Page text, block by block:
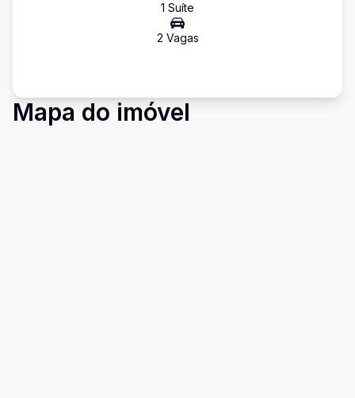
1 Suíte
2 Vagas
Mapa do imóvel